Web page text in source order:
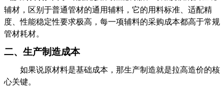
辅材， 区别于普通管材的通用辅料，它的用料标准、适配精
度、性能稳定性要求极高，每一项辅料的采购成本都高于常规
管材耗材。
二、 生产制造成本
如果说原材料是基础成本，那生产制造就是拉高造价的核
心关键。